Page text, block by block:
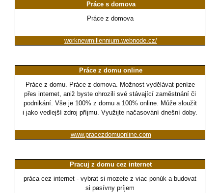
Práce s domova
Práce z domova
worknewmillennium.webnode.cz/
Práce z domu online
Práce z domu. Práce z domova. Možnost vydělávat peníze
přes internet, aniž byste ohrozili své stávající zaměstnání či
podnikání. Vše je 100% z domu a 100% online. Může sloužit
i jako vedlejší zdroj příjmu. Využijte načasování dnešní doby.
www.pracezdomuonline.com
Pracuj z domu cez internet
práca cez internet - vybrat si mozete z viac ponúk a budovat
si pasívny príjem